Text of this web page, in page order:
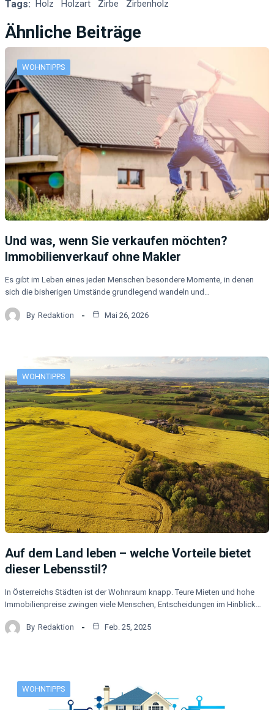
Tags: Holz Holzart Zirbe Zirbenholz
Ähnliche Beiträge
WOHNTIPPS
Und was, wenn Sie verkaufen möchten?
Immobilienverkauf ohne Makler
Es gibt im Leben eines jeden Menschen besondere Momente, in denen
sich die bisherigen Umstände grundlegend wandeln und…
By Redaktion Mai 26, 2026
WOHNTIPPS
Auf dem Land leben – welche Vorteile bietet
dieser Lebensstil?
In Österreichs Städten ist der Wohnraum knapp. Teure Mieten und hohe
Immobilienpreise zwingen viele Menschen, Entscheidungen im Hinblick…
By Redaktion Feb. 25, 2025
WOHNTIPPS